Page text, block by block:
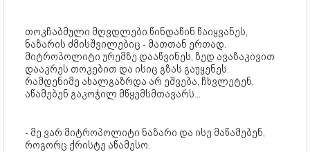
თოკჩაბმული მღვდლები წინდაწინ წაიყვანეს,
ნაზარის ძმისშვილებიც - მათთან ერთად.
მიტროპოლიტი ურემზე დააწვინეს, ზედ ავაზაკივით
დააკრეს თოკებით და ისიც გზას გაუყენეს.
რამდენიმე ახალგაზრდა არ ეშვება, ჩხვლეტენ,
აწამებენ გაკოჭილ მწყემსმთავარს...
- მე ვარ მიტროპოლიტი ნაზარი და ისე მაწამებენ,
როგორც ქრისტე აწამესო.